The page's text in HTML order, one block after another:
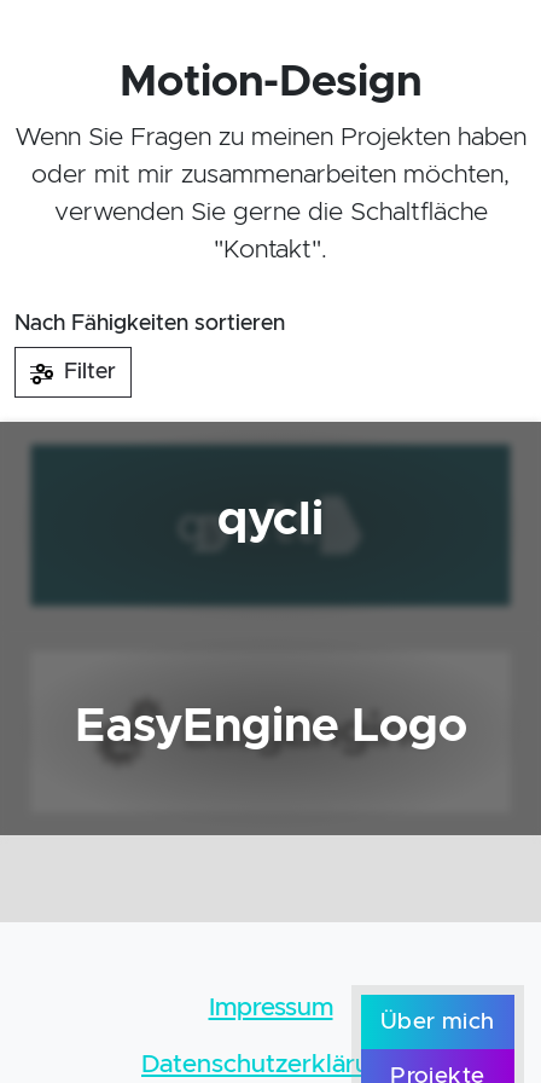
Über mich
Projekte
Motion-Design
Wenn Sie Fragen zu meinen Projekten haben
oder mit mir zusammenarbeiten möchten,
verwenden Sie gerne die Schaltfläche
"Kontakt".
Nach Fähigkeiten sortieren
Filter
qycli
EasyEngine Logo
Impressum
Datenschutzerklärung